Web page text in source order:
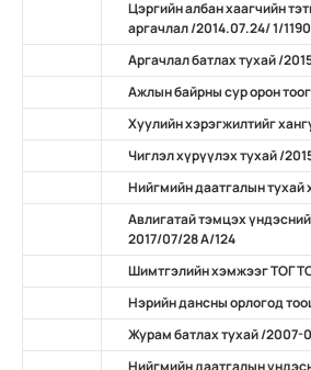
Цэргийн албан хаагчийн
аргачлал /2014.07.24/ 1/1190
Аргачлал батлах тухай /
Ажлын байрны сур орон
Хуулийн хэрэгжилтийг
Чиглэл хүрүүлэх тухай /
Нийгмийн даатгалын тухай
Авлигатай тэмцэх
2017/07/28 А/124
Шимтгэлийн хэмжээг
Нэрийн дансны орлогод
Журам батлах тухай /2007-
Нийгмийн даатгалын